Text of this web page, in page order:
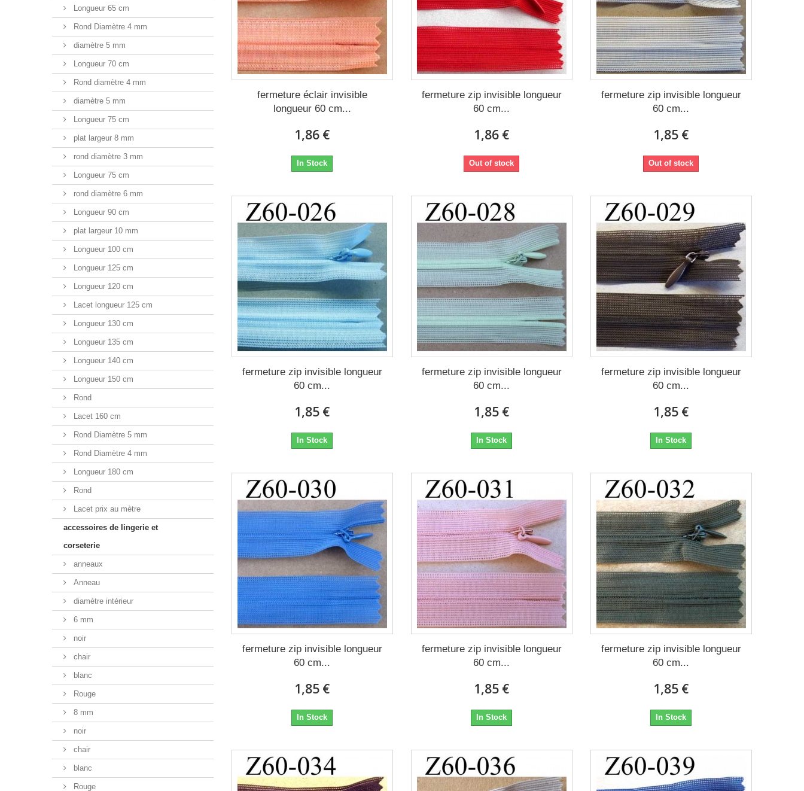
Longueur 65 cm
Rond Diamètre 4 mm
diamètre 5 mm
Longueur 70 cm
Rond diamètre 4 mm
diamètre 5 mm
Longueur 75 cm
plat largeur 8 mm
rond diamètre 3 mm
Longueur 75 cm
rond diamètre 6 mm
Longueur 90 cm
plat largeur 10 mm
Longueur 100 cm
Longueur 125 cm
Longueur 120 cm
Lacet longueur 125 cm
Longueur 130 cm
Longueur 135 cm
Longueur 140 cm
Longueur 150 cm
Rond
Lacet 160 cm
Rond Diamètre 5 mm
Rond Diamètre 4 mm
Longueur 180 cm
Rond
Lacet prix au mètre
accessoires de lingerie et
corseterie
anneaux
Anneau
diamètre intérieur
6 mm
noir
chair
blanc
Rouge
8 mm
noir
chair
blanc
Rouge
fermeture éclair invisible
longueur 60 cm...
1,86 €
In Stock
fermeture zip invisible longueur
60 cm...
1,86 €
Out of stock
fermeture zip invisible longueur
60 cm...
1,85 €
Out of stock
fermeture zip invisible longueur
60 cm...
1,85 €
In Stock
fermeture zip invisible longueur
60 cm...
1,85 €
In Stock
fermeture zip invisible longueur
60 cm...
1,85 €
In Stock
fermeture zip invisible longueur
60 cm...
1,85 €
In Stock
fermeture zip invisible longueur
60 cm...
1,85 €
In Stock
fermeture zip invisible longueur
60 cm...
1,85 €
In Stock